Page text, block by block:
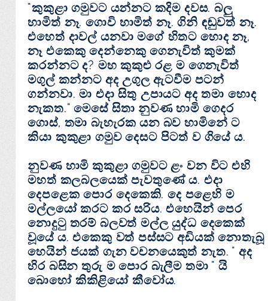
"කුකුළා ගමුවට යන්නට කදිම දවස. බලු
හාමිත් නෑ. ගොවි හාමිත් නෑ. ගිනි ඳඬුවත් නෑ.
එහෙත් දාවල් යනවා මගේ හිතට හොද නෑ,
නෑ එකෙකු දෙන්නෙකු ගෙනැවිත් කුමක්‌
කරන්නට ද? මහ කුකුළු රළ ම ගෙනැවිත්
මගුල් කන්නට අද උගුල ඇටවීම පටන්
ගන්නවා. මා එදා සිතු උපායට අද තමා හොද
නැකත." මෙසේ සිතා නුවණ හාමි ගෙදර
ගොස්‌, තමා බැහැරක යන බව හාමිනේ ට
කියා කුකුළා ගමුව දෙසට පිටත් ව ගියේ ය.
නුවණ හාමි කුකුළා ගමුවට ළං වන විට එහි
මහත් කලබලයෙක්‌ පැවතුණේ ය. එදා
දෙපළෙක පොර දෙකෙකි. දෙ පළෙහි ම
මල්ලයෝ කරට කර සරිය. එහෙයින් පෙර
නොදුටු තරම් බලවත් මල්ල යුද්ධ දෙකෙක්‌
වූයේ ය. එකෙකු වත් පස්‌සට අඩියක්‌ නොතැබූ
හෙයින් ජයක්‌ ගැන වචනයෙකුත් නැත. " අද
හිර බසින තුරු ම පොර බැලීම තමා " යි
බොහෝ කිකිළියෝ කීවෝය.